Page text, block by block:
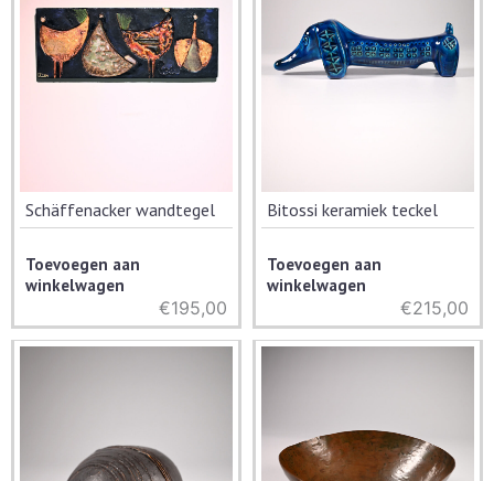
Schäffenacker wandtegel
Toevoegen aan
winkelwagen
€195,00
Bitossi keramiek teckel
Toevoegen aan
winkelwagen
€215,00